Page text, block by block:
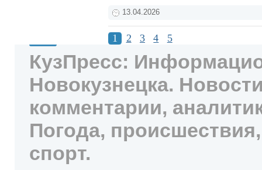
13.04.2026
1 2 3 4 5
КузПресс:
Новокузнецка.
комментарии,
Погода,
спорт.